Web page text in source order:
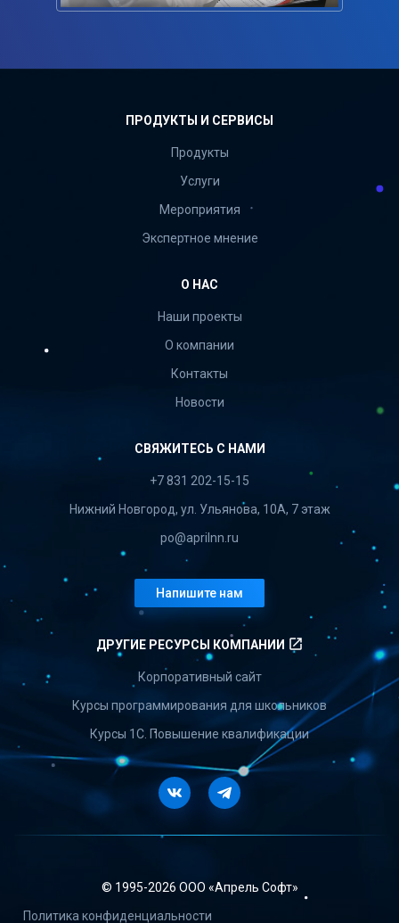
ПРОДУКТЫ И СЕРВИСЫ
Продукты
Услуги
Мероприятия
Экспертное мнение
О НАС
Наши проекты
О компании
Контакты
Новости
СВЯЖИТЕСЬ С НАМИ
+7 831 202-15-15
Нижний Новгород, ул. Ульянова, 10А, 7 этаж
po@aprilnn.ru
Напишите нам
ДРУГИЕ РЕСУРСЫ КОМПАНИИ launch
Корпоративный сайт
Курсы программирования для школьников
Курсы 1С. Повышение квалификации
VkontakteTelegram
© 1995-2026 ООО «Апрель Софт»
Политика конфиденциальности